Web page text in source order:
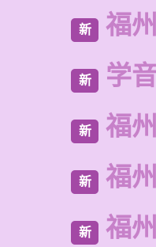
新 福
新 学
新 福
新 福
新 福